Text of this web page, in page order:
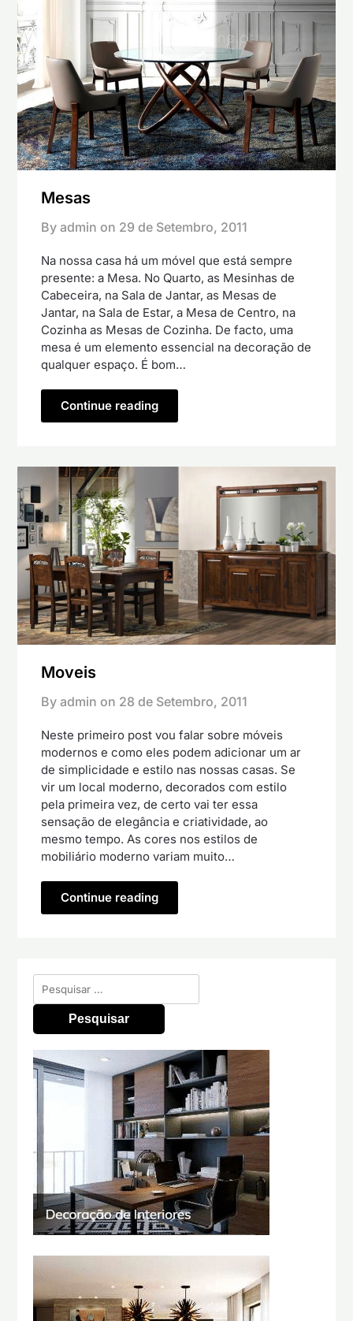
Mesas
By admin on 29 de Setembro, 2011
Na nossa casa há um móvel que está sempre
presente: a Mesa. No Quarto, as Mesinhas de
Cabeceira, na Sala de Jantar, as Mesas de
Jantar, na Sala de Estar, a Mesa de Centro, na
Cozinha as Mesas de Cozinha. De facto, uma
mesa é um elemento essencial na decoração de
qualquer espaço. É bom…
Continue reading
Moveis
By admin on 28 de Setembro, 2011
Neste primeiro post vou falar sobre móveis
modernos e como eles podem adicionar um ar
de simplicidade e estilo nas nossas casas. Se
vir um local moderno, decorados com estilo
pela primeira vez, de certo vai ter essa
sensação de elegância e criatividade, ao
mesmo tempo. As cores nos estilos de
mobiliário moderno variam muito…
Continue reading
Pesquisar
por: